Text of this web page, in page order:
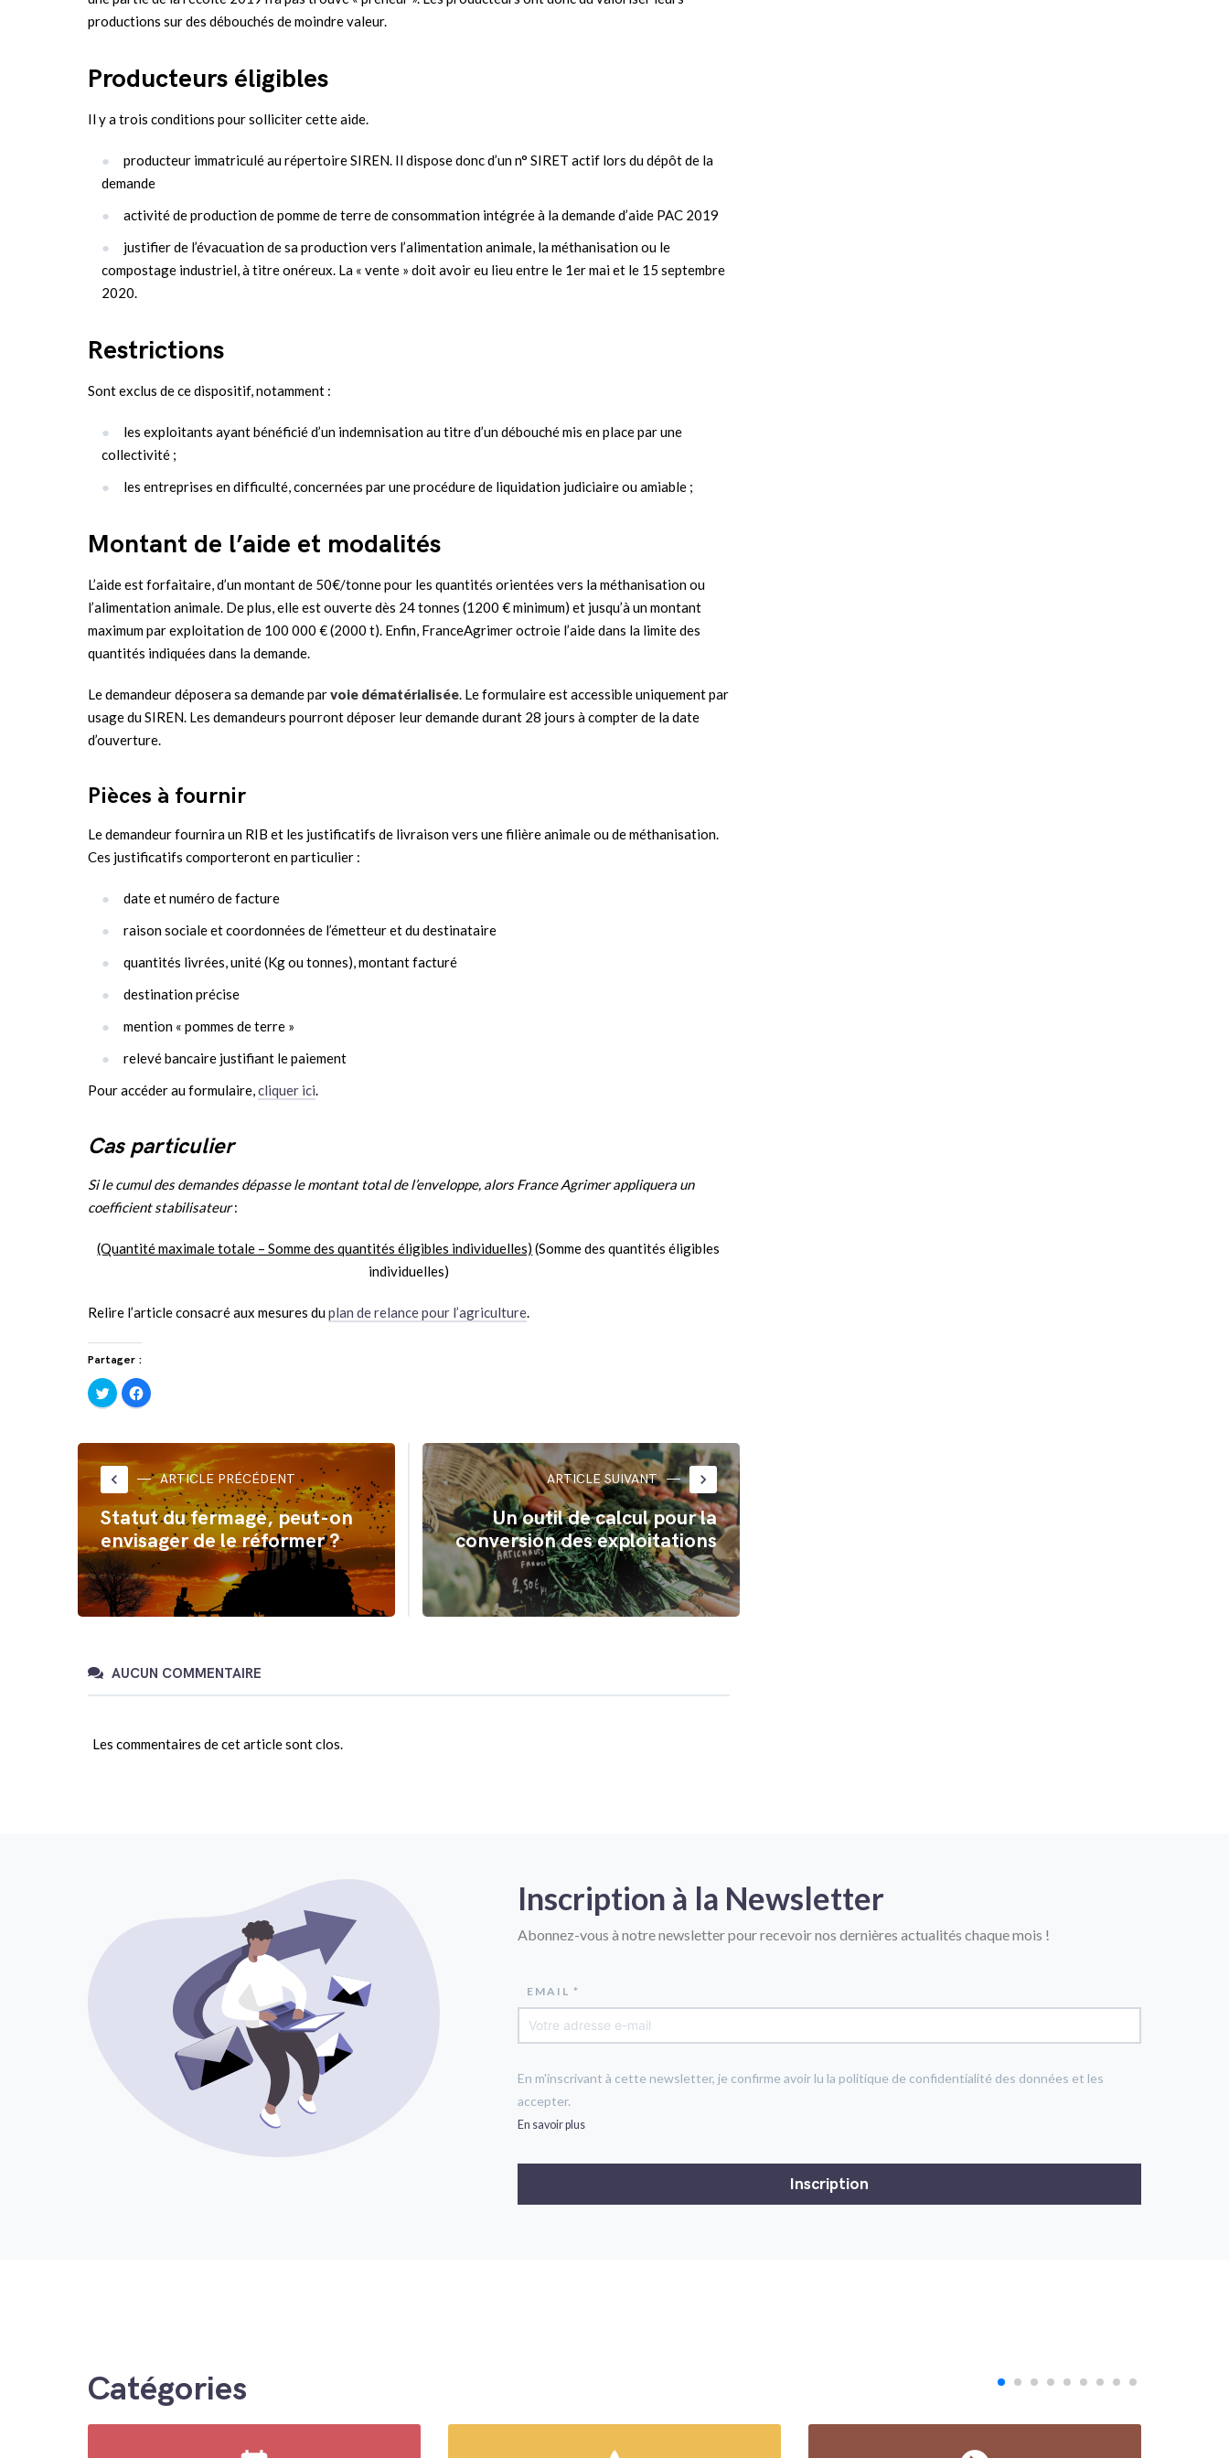
productions sur des débouchés de moindre valeur.
Producteurs éligibles
Il y a trois conditions pour solliciter cette aide.
producteur immatriculé au répertoire SIREN. Il dispose donc d’un n° SIRET actif lors du dépôt de la
demande
activité de production de pomme de terre de consommation intégrée à la demande d’aide PAC 2019
justifier de l’évacuation de sa production vers l’alimentation animale, la méthanisation ou le
compostage industriel, à titre onéreux. La « vente » doit avoir eu lieu entre le 1er mai et le 15 septembre
2020.
Restrictions
Sont exclus de ce dispositif, notamment :
les exploitants ayant bénéficié d’un indemnisation au titre d’un débouché mis en place par une
collectivité ;
les entreprises en difficulté, concernées par une procédure de liquidation judiciaire ou amiable ;
Montant de l’aide et modalités
L’aide est forfaitaire, d’un montant de 50€/tonne pour les quantités orientées vers la méthanisation ou
l’alimentation animale. De plus, elle est ouverte dès 24 tonnes (1200 € minimum) et jusqu’à un montant
maximum par exploitation de 100 000 € (2000 t). Enfin, FranceAgrimer octroie l’aide dans la limite des
quantités indiquées dans la demande.
Le demandeur déposera sa demande parvoie dématérialisée. Le formulaire est accessible uniquement par
usage du SIREN. Les demandeurs pourront déposer leur demande durant 28 jours à compter de la date
d’ouverture.
Pièces à fournir
Le demandeur fournira un RIB et les justificatifs de livraison vers une filière animale ou de méthanisation.
Ces justificatifs comporteront en particulier :
date et numéro de facture
raison sociale et coordonnées de l’émetteur et du destinataire
quantités livrées, unité (Kg ou tonnes), montant facturé
destination précise
mention « pommes de terre »
relevé bancaire justifiant le paiement
Pour accéder au formulaire,cliquer ici.
Cas particulier
Si le cumul des demandes dépasse le montant total de l’enveloppe, alors France Agrimer appliquera un
coefficient stabilisateur:
(Quantité maximale totale – Somme des quantités éligibles individuelles) (Somme des quantités éligibles
individuelles)
Relire l’article consacré aux mesures duplan de relance pour l’agriculture.
Partager :
Cliquez
pour
partager
dans
nouvelle
fenêtre)
Cliquez
pour
partager
dans
nouvelle
fenêtre)
keyboard_arrow_left ARTICLE PRÉCÉDENT
Statut du fermage, peut-on
envisager de le réformer ?
ARTICLE SUIVANT keyboard_arrow_right
Un outil de calcul pour la
conversion des exploitations
AUCUN COMMENTAIRE
Les commentaires de cet article sont clos.
Inscription à la Newsletter
Abonnez-vous à notre newsletter pour recevoir nos dernières actualités chaque mois !
EMAIL *
En m'inscrivant à cette newsletter, je confirme avoir lu la politique de confidentialité des données et les
accepter.
En savoir plus
Catégories